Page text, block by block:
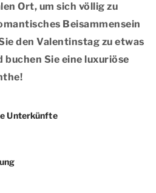
Ort, um sich völlig zu
Beisammensein
den Valentinstag zu etwas
buchen Sie eine luxuriöse
Unterkünfte